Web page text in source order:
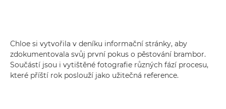
Chloe si vytvořila v deníku informační stránky, aby
zdokumentovala svůj první pokus o pěstování brambor.
Součástí jsou i vytištěné fotografie různých fází procesu,
které příští rok poslouží jako užitečná reference.